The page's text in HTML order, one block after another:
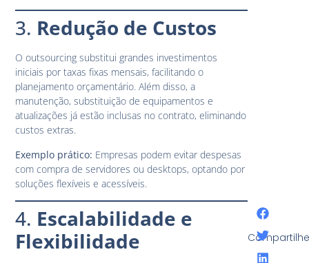
3. Redução de Custos
O outsourcing substitui grandes investimentos
iniciais por taxas fixas mensais, facilitando o
planejamento orçamentário. Além disso, a
manutenção, substituição de equipamentos e
atualizações já estão inclusas no contrato, eliminando
custos extras.
Exemplo prático: Empresas podem evitar despesas
com compra de servidores ou desktops, optando por
soluções flexíveis e acessíveis.
4. Escalabilidade e
Flexibilidade